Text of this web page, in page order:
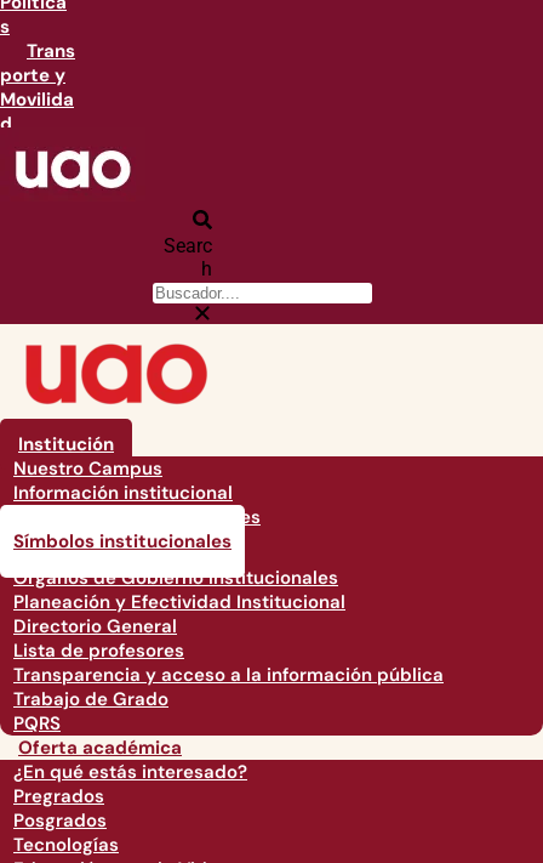
s
Trans
porte y
Movilida
d
Searc
h
Institución
Nuestro Campus
Información institucional
Documentos Institucionales
Símbolos institucionales
Órganos de Gobierno Institucionales
Planeación y Efectividad Institucional
Directorio General
Lista de profesores
Transparencia y acceso a la información pública
Trabajo de Grado
PQRS
Oferta académica
¿En qué estás interesado?
Pregrados
Posgrados
Tecnologías